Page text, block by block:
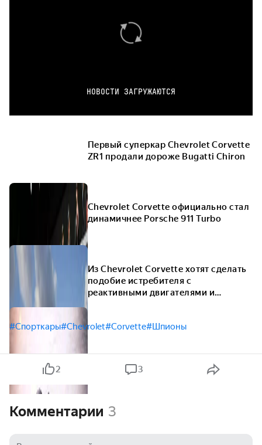
НОВОСТИ ЗАГРУЖАЮТСЯ
Первый суперкар Chevrolet Corvette
ZR1 продали дороже Bugatti Chiron
Chevrolet Corvette официально стал
динамичнее Porsche 911 Turbo
Из Chevrolet Corvette хотят сделать
подобие истребителя с
реактивными двигателями и
#Спорткары#Chevrolet#Corvette#Шпионы
2 3
Комментарии 3